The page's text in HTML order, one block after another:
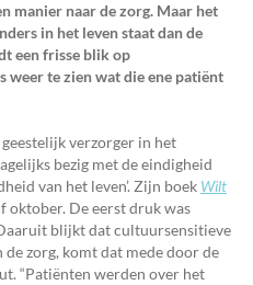
manier naar de zorg. Maar het
in het leven staat dan de
een frisse blik op
weer te zien wat die ene patiënt
verzorger in het
bezig met de eindigheid
van het leven’. Zijn boek Wilt
oktober. De eerst druk was
blijkt dat cultuursensitieve
zorg, komt dat mede door de
“Patiënten werden over het